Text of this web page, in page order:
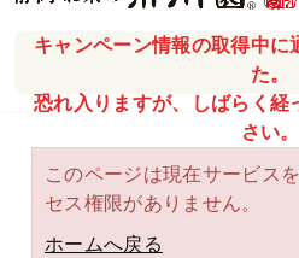
キャンペーン情報の取得中に
た。
恐れ入りますが、しばらく経
さい。
このページは現在サービス
セス権限がありません。
ホームへ戻る